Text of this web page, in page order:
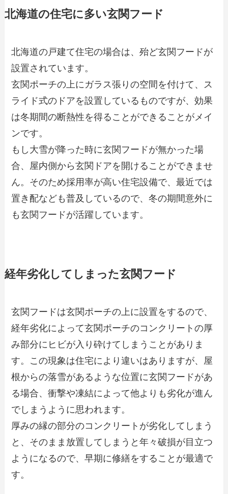
北海道の住宅に多い玄関フード
北海道の戸建て住宅の場合は、殆ど玄関フードが
設置されています。
玄関ポーチの上にガラス張りの空間を付けて、ス
ライド式のドアを設置しているものですが、効果
は冬期間の断熱性を得ることができることがメイ
ンです。
もし大雪が降った時に玄関フードが無かった場
合、屋内側から玄関ドアを開けることができませ
ん。そのため採用率が高い住宅設備で、最近では
置き配なども普及しているので、冬の期間意外に
も玄関フードが活躍しています。
経年劣化してしまった玄関フード
玄関フードは玄関ポーチの上に設置をするので、
経年劣化によって玄関ポーチのコンクリートの厚
み部分にヒビが入り砕けてしまうことがありま
す。この現象は住宅により違いはありますが、屋
根からの落雪があるような位置に玄関フードがあ
る場合、衝撃や凍結によって他よりも劣化が進ん
でしまうように思われます。
厚みの縁の部分のコンクリートが劣化してしまう
と、そのまま放置してしまうと年々破損が目立つ
ようになるので、早期に修繕をすることが最適で
す。